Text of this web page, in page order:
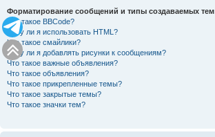
Форматирование сообщений и типы создаваемых тем
Что такое BBCode?
Могу ли я использовать HTML?
Что такое смайлики?
Могу ли я добавлять рисунки к сообщениям?
Что такое важные объявления?
Что такое объявления?
Что такое прикрепленные темы?
Что такое закрытые темы?
Что такое значки тем?